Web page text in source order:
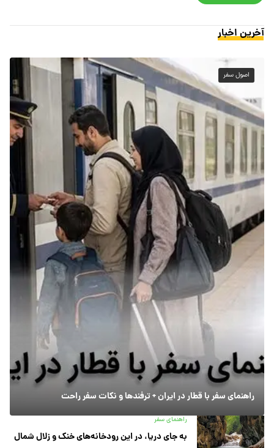
آخرین اخبار
اصول سفر
راهنمای سفر با قطار در ایران + ترفندها و نکات سفر راحت
راهنمای سفر
به جای دریا، در این رودخانه‌های خنک و زلال شمال